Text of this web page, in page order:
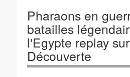
Pharaons en
batailles
l'Egypte replay
Découverte